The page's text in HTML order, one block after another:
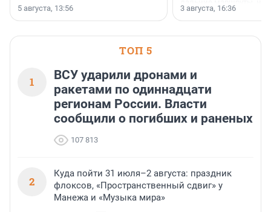
5 августа, 13:56
острова Африки и Азии,
свидетельствуют
3 августа, 16:36
ТОП 5
1
ВСУ ударили дронами и
ракетами по одиннадцати
регионам России. Власти
сообщили о погибших и раненых
107 813
2
Куда пойти 31 июля–2 августа: праздник
флоксов, «Пространственный сдвиг» у
Манежа и «Музыка мира»